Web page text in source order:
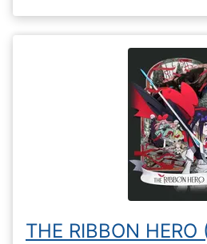
THE RIBBON